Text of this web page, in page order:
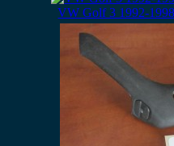
VW Golf 3 1992-1998